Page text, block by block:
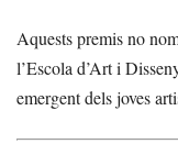
Aquests premis no
l’Escola d’Art i
emergent dels joves